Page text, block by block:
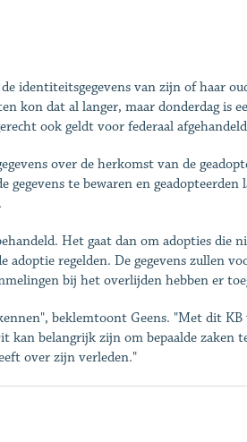
identiteitsgegevens van zijn of haar
kon dat al langer, maar donderdag is
ook geldt voor federaal
over de herkomst van de
te bewaren en
Het gaat dan om adopties die
adoptie regelden. De gegevens zullen
bij het overlijden hebben er
beklemtoont Geens. "Met dit KB
belangrijk zijn om bepaalde zaken
over zijn verleden."